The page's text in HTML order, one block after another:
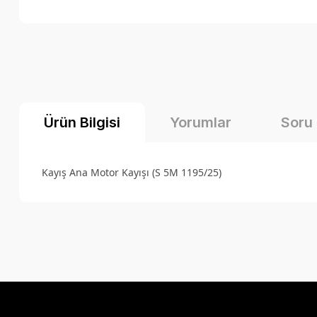
Ürün Bilgisi Yorumlar Soru
Kayış Ana Motor Kayışı (S 5M 1195/25)
Ürün resmi kalitesiz, bozuk veya görüntülenemiyor.